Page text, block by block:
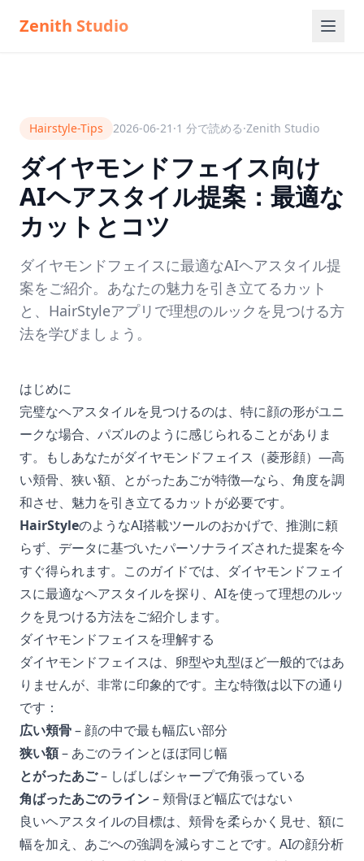
Zenith Studio
Hairstyle-Tips 2026-06-21 ·1 分で読める·Zenith Studio
ダイヤモンドフェイス向け
AIヘアスタイル提案：最適な
カットとコツ
ダイヤモンドフェイスに最適なAIヘアスタイル提
案をご紹介。あなたの魅力を引き立てるカット
と、HairStyleアプリで理想のルックを見つける方
法を学びましょう。
はじめに
完璧なヘアスタイルを見つけるのは、特に顔の形がユニ
ークな場合、パズルのように感じられることがありま
す。もしあなたがダイヤモンドフェイス（菱形顔）—高
い頬骨、狭い額、とがったあごが特徴—なら、角度を調
和させ、魅力を引き立てるカットが必要です。
HairStyleのようなAI搭載ツールのおかげで、推測に頼
らず、データに基づいたパーソナライズされた提案を今
すぐ得られます。このガイドでは、ダイヤモンドフェイ
スに最適なヘアスタイルを探り、AIを使って理想のルッ
クを見つける方法をご紹介します。
ダイヤモンドフェイスを理解する
ダイヤモンドフェイスは、卵型や丸型ほど一般的ではあ
りませんが、非常に印象的です。主な特徴は以下の通り
です：
広い頬骨– 顔の中で最も幅広い部分
狭い額– あごのラインとほぼ同じ幅
とがったあご– しばしばシャープで角張っている
角ばったあごのライン– 頬骨ほど幅広ではない
良いヘアスタイルの目標は、頬骨を柔らかく見せ、額に
幅を加え、あごへの強調を減らすことです。AIの顔分析